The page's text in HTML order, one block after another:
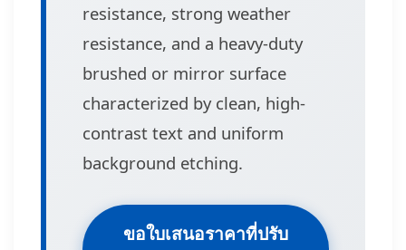
resistance, strong weather
resistance, and a heavy-duty
brushed or mirror surface
characterized by clean, high-
contrast text and uniform
background etching.
ขอใบเสนอราคาที่ปรับ